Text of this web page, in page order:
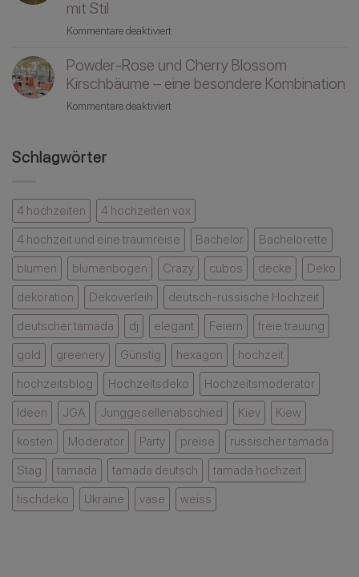
bewirken
kann
es
in
Erinnerung
bleibt
mit Stil
Kommentare deaktiviert
Hochzeit
und
mit
Stil
Powder-Rose und Cherry Blossom
Kirschbäume – eine besondere Kombination
Kommentare deaktiviert
Kirschbäume
–
eine
besondere
Kombination
Schlagwörter
4 hochzeiten
4 hochzeiten vox
4 hochzeit und eine traumreise
Bachelor
Bachelorette
blumen
blumenbogen Crazy cubos decke
Deko
dekoration
Dekoverleih
deutsch-russische Hochzeit
deutscher tamada
dj elegant Feiern
freie trauung
gold
greenery Günstig hexagon
hochzeit
hochzeitsblog
Hochzeitsdeko
Hochzeitsmoderator
Ideen
JGA Junggesellenabschied Kiev
Kiew
kosten
Moderator Party preise
russischer tamada
Stag
tamada tamada deutsch
tamada hochzeit
tischdeko
Ukraine vase weiss